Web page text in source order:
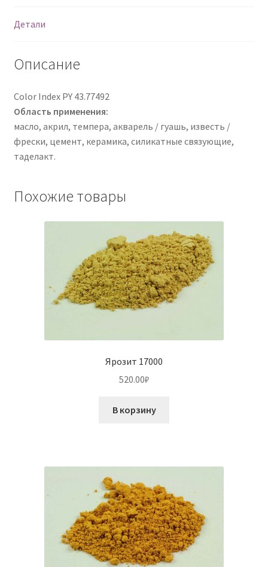
Детали
Описание
Color Index PY 43.77492
Область применения:
масло, акрил, темпера, акварель / гуашь, известь /
фрески, цемент, керамика, силикатные связующие,
таделакт.
Похожие товары
Ярозит 17000
520.00₽
В корзину